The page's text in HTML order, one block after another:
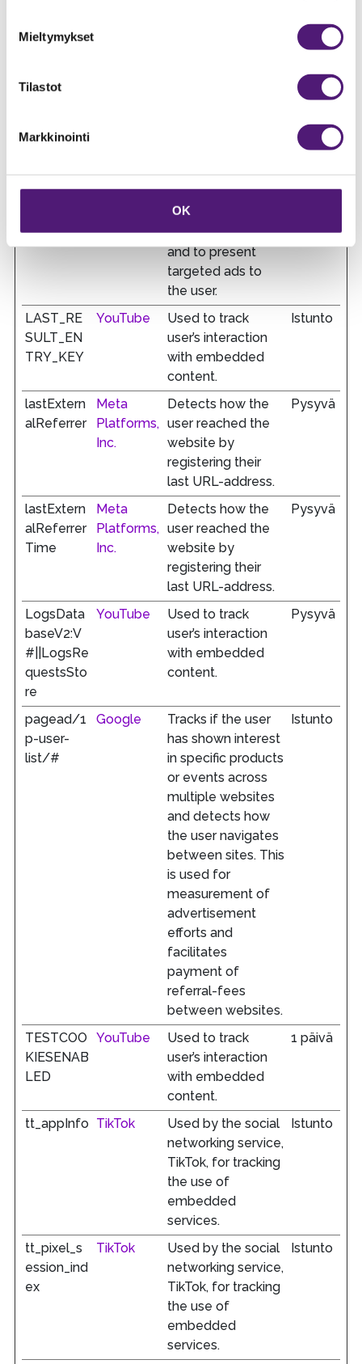
Mieltymykset
Tilastot
Markkinointi
OK
IDE
advertiser's ads
with the purpose
of measuring the
efficacy of an ad
and to present
targeted ads to
the user.
400
LAST_RE
SULT_EN
TRY_KEY
YouTube
Used to track
user’s interaction
with embedded
content.
Istunto
lastExtern
alReferrer
Meta
Platforms,
Inc.
Detects how the
user reached the
website by
registering their
last URL-address.
Pysyvä
lastExtern
alReferrer
Time
Meta
Platforms,
Inc.
Detects how the
user reached the
website by
registering their
last URL-address.
Pysyvä
LogsData
baseV2:V
#||LogsRe
questsSto
re
YouTube
Used to track
user’s interaction
with embedded
content.
Pysyvä
pagead/1
p-user-
list/#
Google
Tracks if the user
has shown interest
in specific products
or events across
multiple websites
and detects how
the user navigates
between sites. This
is used for
measurement of
advertisement
efforts and
facilitates
payment of
referral-fees
between websites.
Istunto
TESTCOO
KIESENAB
LED
YouTube
Used to track
user’s interaction
with embedded
content.
1 päivä
tt_appInfo TikTok
Used by the social
networking service,
TikTok, for tracking
the use of
embedded
services.
Istunto
tt_pixel_s
ession_ind
ex
TikTok
Used by the social
networking service,
TikTok, for tracking
the use of
embedded
services.
Istunto